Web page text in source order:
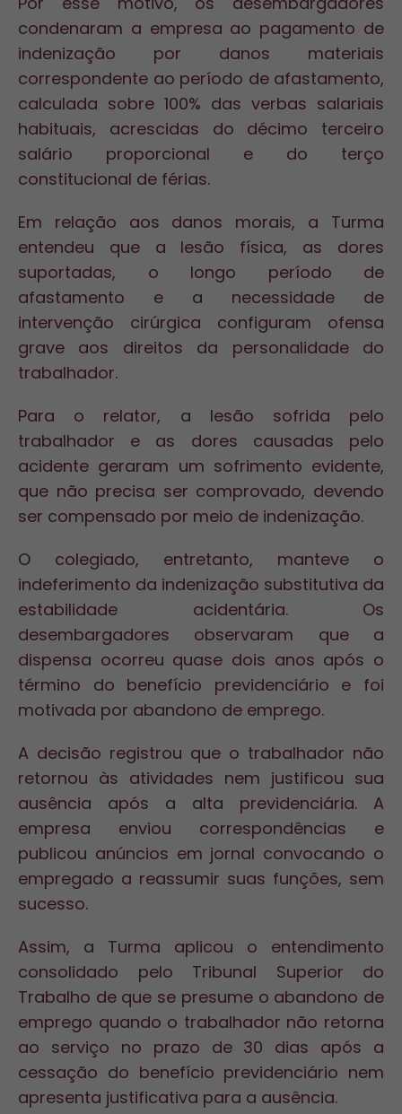
condenaram a empresa ao pagamento de
indenização por danos materiais
correspondente ao período de afastamento,
calculada sobre 100% das verbas salariais
habituais, acrescidas do décimo terceiro
salário proporcional e do terço
constitucional de férias.
Em relação aos danos morais, a Turma
entendeu que a lesão física, as dores
suportadas, o longo período de
afastamento e a necessidade de
intervenção cirúrgica configuram ofensa
grave aos direitos da personalidade do
trabalhador.
Para o relator, a lesão sofrida pelo
trabalhador e as dores causadas pelo
acidente geraram um sofrimento evidente,
que não precisa ser comprovado, devendo
ser compensado por meio de indenização.
O colegiado, entretanto, manteve o
indeferimento da indenização substitutiva da
estabilidade acidentária. Os
desembargadores observaram que a
dispensa ocorreu quase dois anos após o
término do benefício previdenciário e foi
motivada por abandono de emprego.
A decisão registrou que o trabalhador não
retornou às atividades nem justificou sua
ausência após a alta previdenciária. A
empresa enviou correspondências e
publicou anúncios em jornal convocando o
empregado a reassumir suas funções, sem
sucesso.
Assim, a Turma aplicou o entendimento
consolidado pelo Tribunal Superior do
Trabalho de que se presume o abandono de
emprego quando o trabalhador não retorna
ao serviço no prazo de 30 dias após a
cessação do benefício previdenciário nem
apresenta justificativa para a ausência.